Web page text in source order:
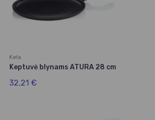
Kela
Keptuvė blynams ATURA 28 cm
32,21 €